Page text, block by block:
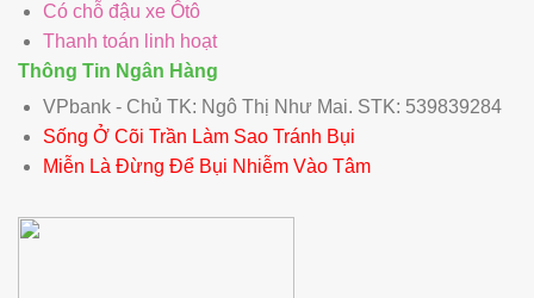
Có chỗ đậu xe Ôtô
Thanh toán linh hoạt
Thông Tin Ngân Hàng
VPbank - Chủ TK: Ngô Thị Như Mai. STK: 539839284
Sống Ở Cõi Trần Làm Sao Tránh Bụi
Miễn Là Đừng Để Bụi Nhiễm Vào Tâm